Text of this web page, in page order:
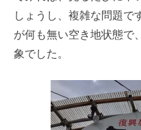
しょうし、複雑な問題で
が何も無い空き地状態で
象でした。